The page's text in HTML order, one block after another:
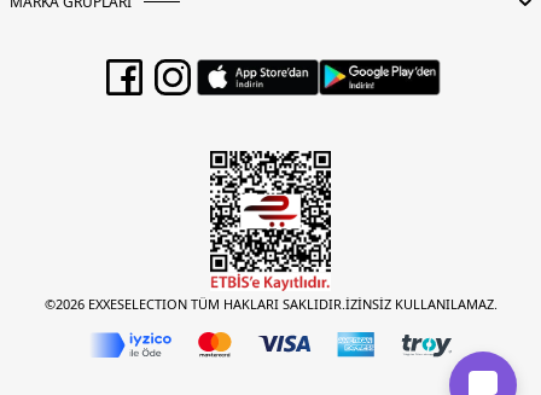
©2026 EXXESELECTION TÜM HAKLARI SAKLIDIR.İZİNSİZ KULLANILAMAZ.